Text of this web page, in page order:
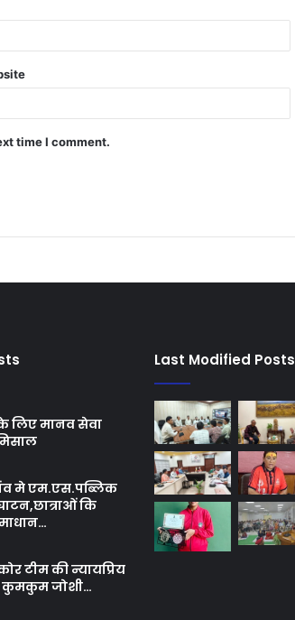
time I comment.
लिए मानव सेवा
मे एम.एस.पब्लिक
कि
टीम की न्यायप्रिय
कुमकुम जोशी…
Last Modified Posts